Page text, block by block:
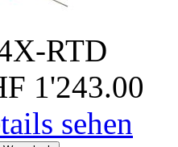
RTD
1'243.00
sehen